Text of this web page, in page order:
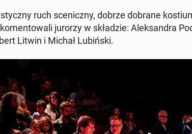
ruch sce­nicz­ny, dobrze dobrane
jurorzy w skła­dzie: Alek­san­dra
Litwin i Michał Lu­biń­ski.